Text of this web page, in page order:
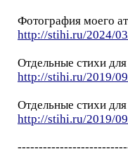
Фотография моего
http://stihi.ru/2024/
Отдельные стихи
http://stihi.ru/2019/
Отдельные стихи
http://stihi.ru/2019/